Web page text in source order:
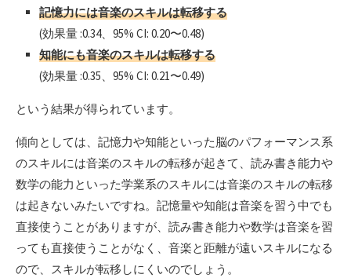
記憶力には音楽のスキルは転移する
(効果量 :0.34、95% CI: 0.20〜0.48)
知能にも音楽のスキルは転移する
(効果量 :0.35、95% CI: 0.21〜0.49)
という結果が得られています。
傾向としては、記憶力や知能といった脳のパフォーマンス系
のスキルには音楽のスキルの転移が起きて、読み書き能力や
数学の能力といった学業系のスキルには音楽のスキルの転移
は起きないみたいですね。記憶量や知能は音楽を習う中でも
直接使うことがありますが、読み書き能力や数学は音楽を習
っても直接使うことがなく、音楽と距離が遠いスキルになる
ので、スキルが転移しにくいのでしょう。